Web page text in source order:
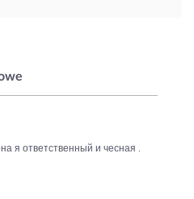
я ответственный и чесная .